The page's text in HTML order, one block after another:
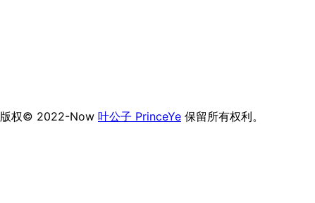
版权© 2022-Now 叶公子 PrinceYe 保留所有权利。